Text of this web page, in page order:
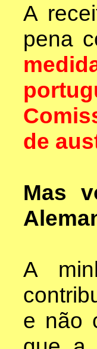
A
pena
de
Mas
A
e não